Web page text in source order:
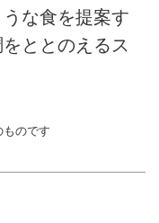
な食を提案す
ととのえるス
のです